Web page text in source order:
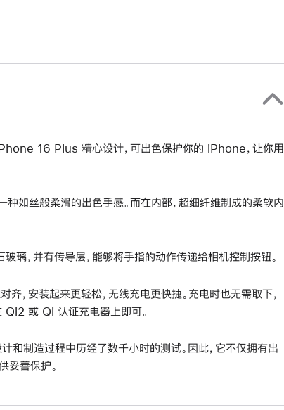
16 Plus 精心设计，可出色保护你的 iPhone，让你用
如丝般柔滑的出色手感。而在内部，超细纤维制成的柔软内
璃，并有传导层，能够将手指的动作传递给相机控制按钮。
，安装起来更轻松，无线充电更快捷。充电时也无需取下，
或 Qi 认证充电器上即可。
和制造过程中历经了数千小时的测试。因此，它不仅拥有出
善保护。